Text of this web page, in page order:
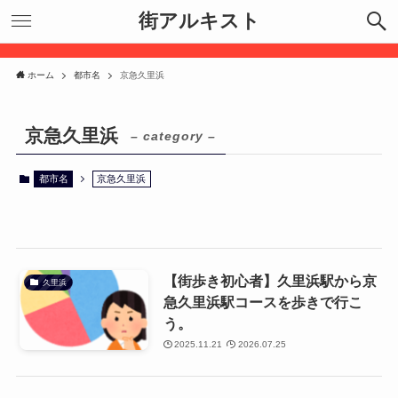
街アルキスト
ホーム 都市名 京急久里浜
京急久里浜 – category –
都市名 京急久里浜
久里浜
【街歩き初心者】久里浜駅から京
急久里浜駅コースを歩きで行こ
う。
2025.11.21 2026.07.25